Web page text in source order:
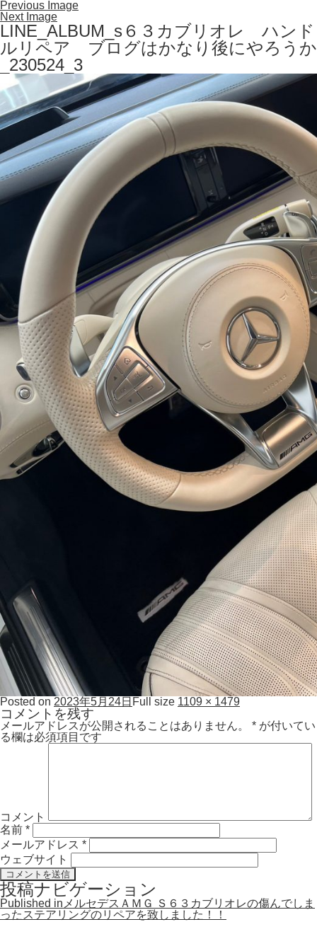
Previous Image
Next Image
LINE_ALBUM_s６３カブリオレ ハンド
ルリペア ブログはかなり後にやろうか
_230524_3
Posted on 2023年5月24日 Full size 1109 × 1479
コメントを残す
メールアドレスが公開されることはありません。 * が付いてい
る欄は必須項目です
コメント
名前 *
メールアドレス *
ウェブサイト
投稿ナビゲーション
Published in メルセデスＡＭＧ Ｓ６３カブリオレの傷んでしま
ったステアリングのリペアを致しました！！